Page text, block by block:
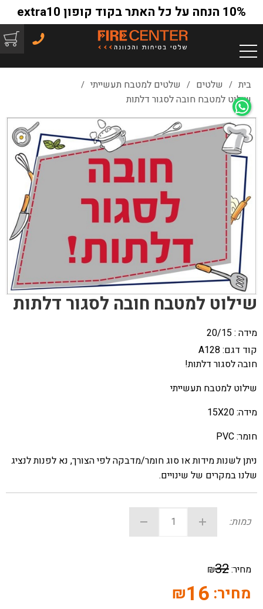
10% הנחה על כל האתר בקוד קופון extra10
בית / שלטים / שלטים למטבח תעשייתי /
שילוט למטבח חובה לסגור דלתות
שילוט למטבח חובה לסגור דלתות
מידה : 20/15
קוד דגם:A128
חובה לסגור דלתות!
שילוט למטבח תעשייתי
מידה: 15X20
חומר: PVC
ניתן לשנות מידות או סוג חומר/מדבקה לפי הצורך, נא לפנות לנציג
שלנו במקרים של שינויים.
כמות:
מחיר:32
₪
מחיר: 16
₪